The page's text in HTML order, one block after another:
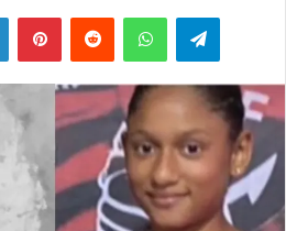
e-
LinkedinPinterestReddit WhatsAppTelegram